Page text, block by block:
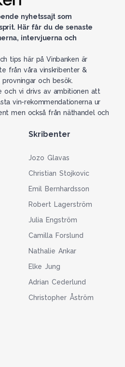
nyhetssajt som
Här får du de senaste
intervjuerna och
tips här på Vinbanken är
från våra vinskribenter &
och besök.
och vi drivs av ambitionen att
vin-rekommendationerna ur
men också från näthandel och
Skribenter
Jozo Glavas
Christian Stojkovic
Emil Bernhardsson
Robert Lagerström
Julia Engström
Camilla Forslund
Nathalie Ankar
Elke Jung
Adrian Cederlund
Christopher Åström